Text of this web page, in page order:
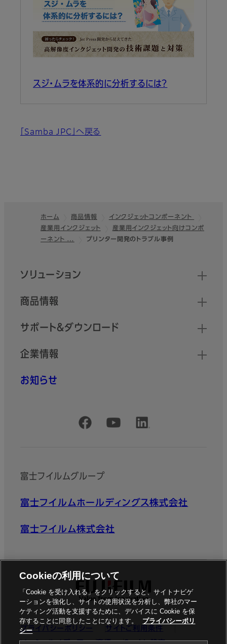
スジ・ムラを体系的に分析するには？
「Samba JPC」へ戻る
フッター
ホーム 商品情報
インクジェットコンポーネント
産業用インクジェット
産業用インクジェット向けコンポ
ーネント …
プリンター開発のトラブル事例
クイックリンク
ソリューション
商品情報
サポート＆ダウンロード
企業情報
お知らせ
公式SNSアカウント
富士フイルムグループ
富士フイルムホールディングス株式会社
富士フイルム株式会社
プライバシーポリシー
サイトご利用条件
Cookieの利用について
「Cookie を受け入れる」をクリックすると、サイトナビゲ
ーションを強化し、サイトの使用状況を分析し、弊社のマー
ケティング活動を支援するために、デバイスに Cookie を保
存することに同意したことになります。
プライバシーポリ
シー